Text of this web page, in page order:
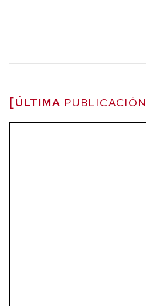
ÚLTIMA PUBLICACIÓN